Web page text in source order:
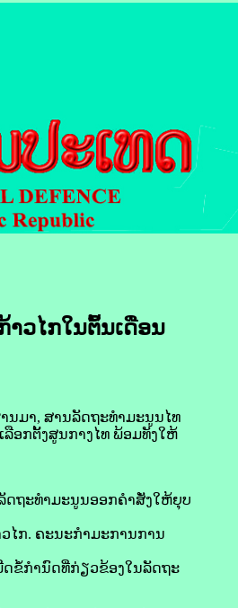
ວ​ໄກ​ໃນ​ຕົ້ນ​ເດືອນ
ນ​ມາ, ສານ​ລັດ​ຖະ​ທຳ​ມະນູນ​ໄທ
ອກ​ຕັ້ງ​ສູນ​ກາງ​ໄທ ພ້ອມ​ທັງ​ໃຫ້​
ດ​ຖະ​ທຳ​ມະນູນ​ອອກ​ຄຳ​ສັ່ງ​ໃຫ້​ຍຸບ​
ໄກ. ຄະນະ​ກຳມະການ​ການ​
ດ​ຂໍ້​ກຳນົດທີ່​ກ່ຽວຂ້ອງ​ໃນ​ລັດ​ຖະ​